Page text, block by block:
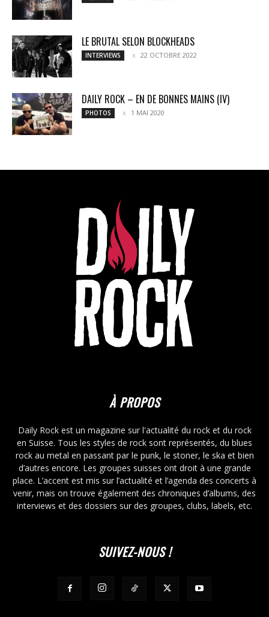
LE BRUTAL SELON BLOCKHEADS
INTERVIEWS 22 OCTOBRE 2022
DAILY ROCK – EN DE BONNES MAINS (IV)
PHOTOS 1 MAI 2020
À PROPOS
Daily Rock est un magazine sur l'actualité du rock et du rock
en Suisse. Tous les styles de rock sont représentés, du blues
rock au metal en passant par le punk, le stoner, le ska et bien
d’autres encore. Les groupes suisses ont droit à une grande
place. L’accent est mis sur l’actualité et l’agenda des concerts à
venir, mais on trouve également des chroniques d’albums, des
interviews et des dossiers sur des groupes, clubs, labels, etc.
SUIVEZ-NOUS !